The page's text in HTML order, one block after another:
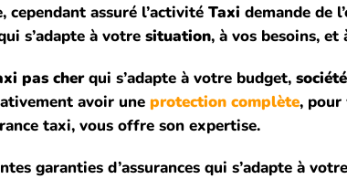
cependant assuré l’activité Taxi demande de
s’adapte à votre situation, à vos besoins, et
pas cherqui s’adapte à votre budget, société
avoir une protection complète, pour
taxi, vous offre son expertise.
garanties d’assurances qui s’adapte à votre